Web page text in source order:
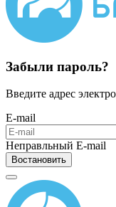
Забыли пароль?
Введите адрес
E-mail
Неправльный E-mail
Востановить